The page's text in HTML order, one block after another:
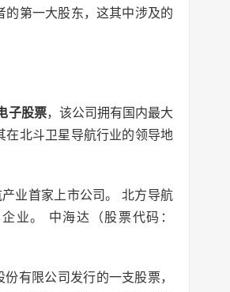
第一大股东，这其中涉及的
子股票，该公司拥有国内最大
在北斗卫星导航行业的领导地
业首家上市公司。 北方导航
业。 中海达（股票代码：
有限公司发行的一支股票，